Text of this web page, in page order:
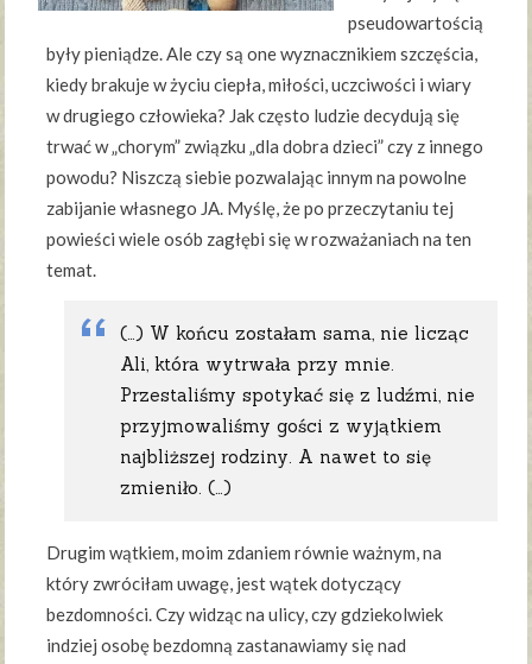
pseudowartością
były pieniądze. Ale czy są one wyznacznikiem szczęścia,
kiedy brakuje w życiu ciepła, miłości, uczciwości i wiary
w drugiego człowieka? Jak często ludzie decydują się
trwać w „chorym” związku „dla dobra dzieci” czy z innego
powodu? Niszczą siebie pozwalając innym na powolne
zabijanie własnego JA. Myślę, że po przeczytaniu tej
powieści wiele osób zagłębi się w rozważaniach na ten
temat.
(…) W końcu zostałam sama, nie licząc
Ali, która wytrwała przy mnie.
Przestaliśmy spotykać się z ludźmi, nie
przyjmowaliśmy gości z wyjątkiem
najbliższej rodziny. A nawet to się
zmieniło. (…)
Drugim wątkiem, moim zdaniem równie ważnym, na
który zwróciłam uwagę, jest wątek dotyczący
bezdomności. Czy widząc na ulicy, czy gdziekolwiek
indziej osobę bezdomną zastanawiamy się nad